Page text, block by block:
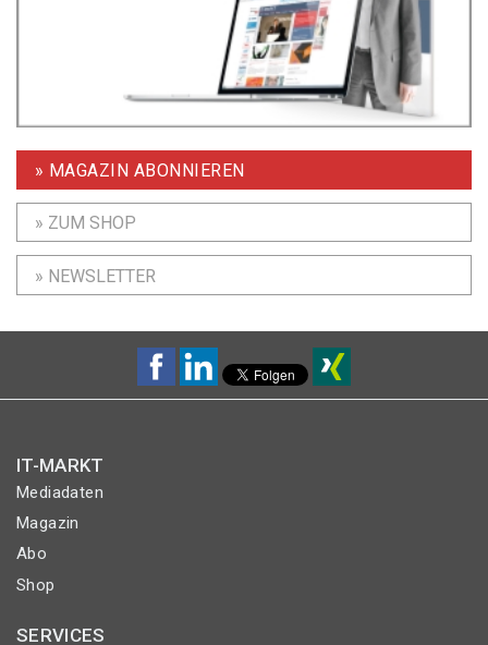
» MAGAZIN ABONNIEREN
» ZUM SHOP
» NEWSLETTER
IT-MARKT
Mediadaten
Magazin
Abo
Shop
SERVICES